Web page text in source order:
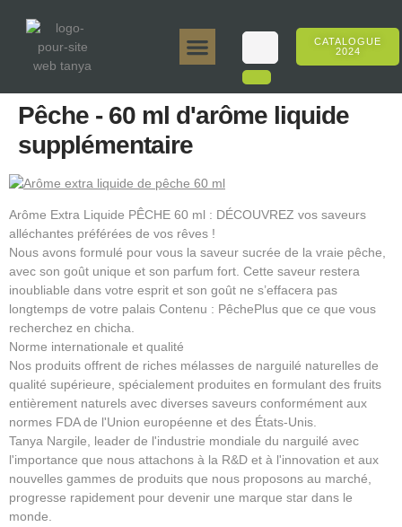
CATALOGUE
2024
Pêche - 60 ml d'arôme liquide
supplémentaire
Arôme Extra Liquide PÊCHE 60 ml : DÉCOUVREZ vos saveurs
alléchantes préférées de vos rêves !
Nous avons formulé pour vous la saveur sucrée de la vraie pêche,
avec son goût unique et son parfum fort. Cette saveur restera
inoubliable dans votre esprit et son goût ne s’effacera pas
longtemps de votre palais Contenu : PêchePlus que ce que vous
recherchez en chicha.
Norme internationale et qualité
Nos produits offrent de riches mélasses de narguilé naturelles de
qualité supérieure, spécialement produites en formulant des fruits
entièrement naturels avec diverses saveurs conformément aux
normes FDA de l'Union européenne et des États-Unis.
Tanya Nargile, leader de l'industrie mondiale du narguilé avec
l'importance que nous attachons à la R&D et à l'innovation et aux
nouvelles gammes de produits que nous proposons au marché,
progresse rapidement pour devenir une marque star dans le
monde.